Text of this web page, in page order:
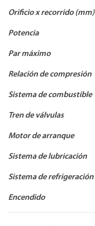
Orificio x recorrido (mm)
Potencia
Par máximo
Relación de compresión
Sistema de combustible
Tren de válvulas
Motor de arranque
Sistema de lubricación
Sistema de refrigeración
Encendido